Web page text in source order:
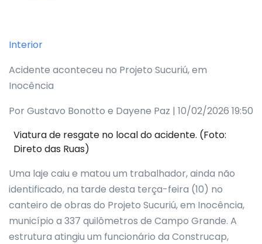
Interior
Acidente aconteceu no Projeto Sucuriú, em
Inocência
Por Gustavo Bonotto e Dayene Paz | 10/02/2026 19:50
Viatura de resgate no local do acidente. (Foto:
Direto das Ruas)
Uma laje caiu e matou um trabalhador, ainda não
identificado, na tarde desta terça-feira (10) no
canteiro de obras do Projeto Sucuriú, em Inocência,
município a 337 quilômetros de Campo Grande. A
estrutura atingiu um funcionário da Construcap,